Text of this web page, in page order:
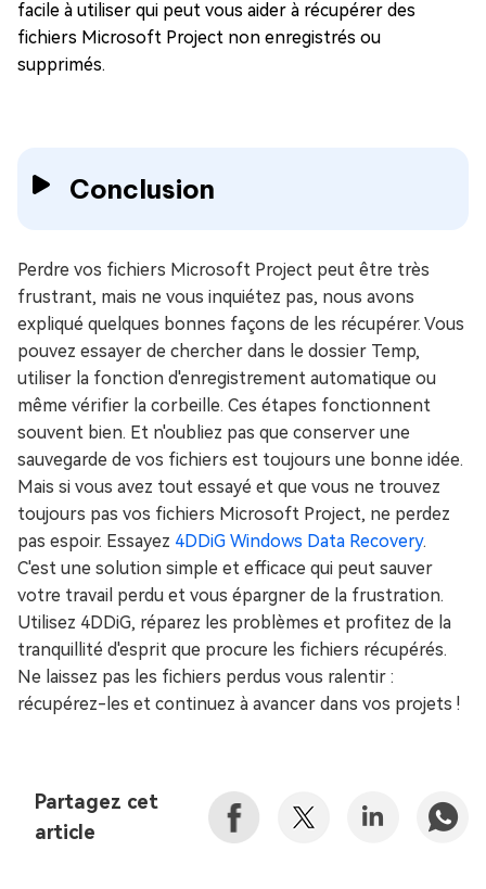
facile à utiliser qui peut vous aider à récupérer des
fichiers Microsoft Project non enregistrés ou
supprimés.
Conclusion
Perdre vos fichiers Microsoft Project peut être très
frustrant, mais ne vous inquiétez pas, nous avons
expliqué quelques bonnes façons de les récupérer. Vous
pouvez essayer de chercher dans le dossier Temp,
utiliser la fonction d'enregistrement automatique ou
même vérifier la corbeille. Ces étapes fonctionnent
souvent bien. Et n'oubliez pas que conserver une
sauvegarde de vos fichiers est toujours une bonne idée.
Mais si vous avez tout essayé et que vous ne trouvez
toujours pas vos fichiers Microsoft Project, ne perdez
pas espoir. Essayez 4DDiG Windows Data Recovery.
C'est une solution simple et efficace qui peut sauver
votre travail perdu et vous épargner de la frustration.
Utilisez 4DDiG, réparez les problèmes et profitez de la
tranquillité d'esprit que procure les fichiers récupérés.
Ne laissez pas les fichiers perdus vous ralentir :
récupérez-les et continuez à avancer dans vos projets !
Partagez cet
article